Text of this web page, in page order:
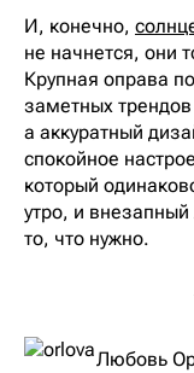
И, конечно,
не начнется, они
Крупная оправа
заметных
а аккуратный
спокойное
который
утро, и
то, что нужно.
Любовь